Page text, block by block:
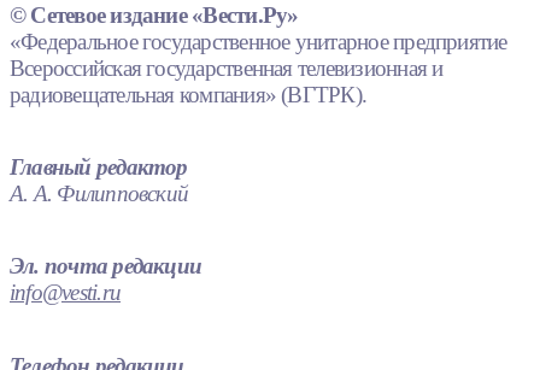
© Сетевое издание «Вести.Ру»
«Федеральное государственное унитарное предприятие
Всероссийская государственная телевизионная и
радиовещательная компания» (ВГТРК).
Главный редактор
А. А. Филипповский
Эл. почта редакции
info@vesti.ru